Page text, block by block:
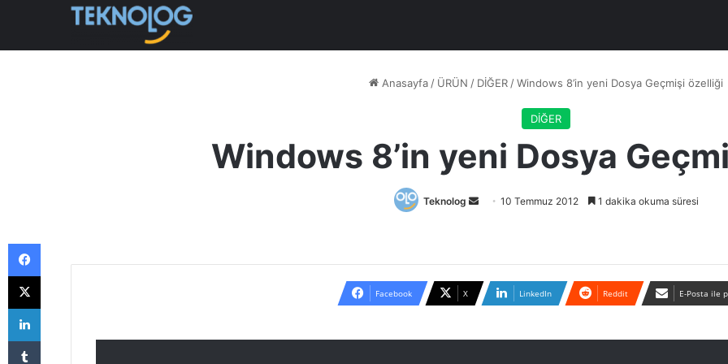
Anasayfa / ÜRÜN / DİĞER /Windows 8’in yeni Dosya Geçmişi özelliği
DİĞER
Windows 8’in yeni Dosya
Teknolog
Bir
10 Temmuz 2012 1 dakika okuma süresi
Facebook X LinkedIn Reddit E-Posta ile
Facebook
X
LinkedIn
Tumblr